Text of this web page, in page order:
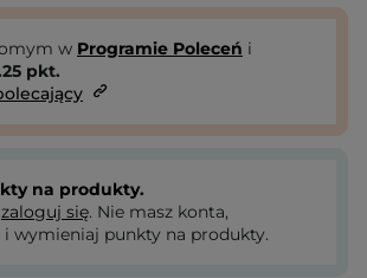
w Programie Poleceń i
pkt.
na produkty.
zaloguj się. Nie masz konta,
i wymieniaj punkty na produkty.